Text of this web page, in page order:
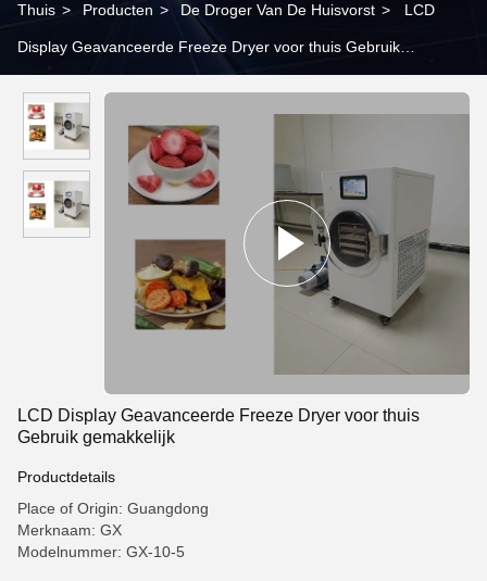
Thuis > Producten > De Droger Van De Huisvorst > LCD
Display Geavanceerde Freeze Dryer voor thuis Gebruik
LCD Display Geavanceerde Freeze Dryer voor thuis
Gebruik gemakkelijk
Productdetails
Place of Origin: Guangdong
Merknaam: GX
Modelnummer: GX-10-5